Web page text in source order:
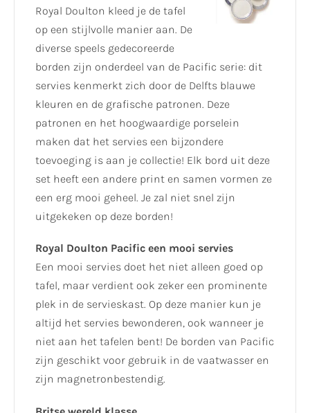
Royal Doulton kleed je de tafel
op een stijlvolle manier aan. De
diverse speels gedecoreerde
borden zijn onderdeel van de Pacific serie: dit
servies kenmerkt zich door de Delfts blauwe
kleuren en de grafische patronen. Deze
patronen en het hoogwaardige porselein
maken dat het servies een bijzondere
toevoeging is aan je collectie! Elk bord uit deze
set heeft een andere print en samen vormen ze
een erg mooi geheel. Je zal niet snel zijn
uitgekeken op deze borden!
Royal Doulton Pacific een mooi servies
Een mooi servies doet het niet alleen goed op
tafel, maar verdient ook zeker een prominente
plek in de servieskast. Op deze manier kun je
altijd het servies bewonderen, ook wanneer je
niet aan het tafelen bent! De borden van Pacific
zijn geschikt voor gebruik in de vaatwasser en
zijn magnetronbestendig.